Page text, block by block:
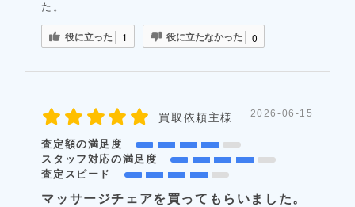
た。
役に立った 1 役に立たなかった 0
買取依頼主様 2026-06-15
査定額の満足度
スタッフ対応の満足度
査定スピード
マッサージチェアを買ってもらいました。